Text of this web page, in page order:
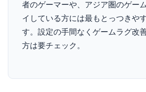
者のゲーマーや、アジア圏のゲー
イしている方には最もとっつきや
す。設定の手間なくゲームラグ改
方は要チェック。